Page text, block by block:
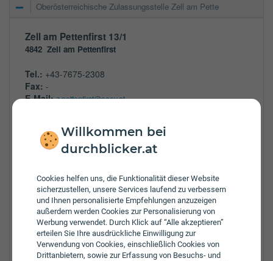
Willkommen bei
durchblicker.at
Cookies helfen uns, die Funktionalität dieser Website
sicherzustellen, unsere Services laufend zu verbessern
und Ihnen personalisierte Empfehlungen anzuzeigen
außerdem werden Cookies zur Personalisierung von
Werbung verwendet. Durch Klick auf “Alle akzeptieren”
erteilen Sie Ihre ausdrückliche Einwilligung zur
Verwendung von Cookies, einschließlich Cookies von
Drittanbietern, sowie zur Erfassung von Besuchs- und
Oberösterreichische Zulassungsstelle Zell am Pette
Zell am Pettenfirst 13/1
4842 Zell am Pettenfirst
Tel.: +43-7675-2308
Fax: -
E-Mail: z.pettenfirst@ooev.at
8:00 - 12:00 Uhr
8:00 - 12:00 Uhr
8:00 - 12:00 Uhr
Zulassungsbezirke:
Braunau am Inn
Gmunden
Grieskirchen
Linz